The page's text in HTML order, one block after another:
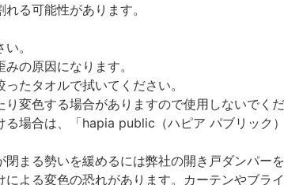
る可能性があります。
。
の原因になります。
たタオルで拭いてください。
変色する場合がありますので使用しないでく
場合は、「hapia public（ハピア パブリック
まる勢いを緩めるには弊社の開き戸ダンパー
よる変色の恐れがあります。カーテンやブラ